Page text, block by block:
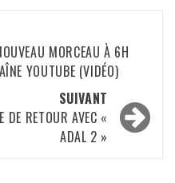
MORCEAU À 6H
YOUTUBE (VIDÉO)
SUIVANT
DE RETOUR AVEC «
ADAL 2 »